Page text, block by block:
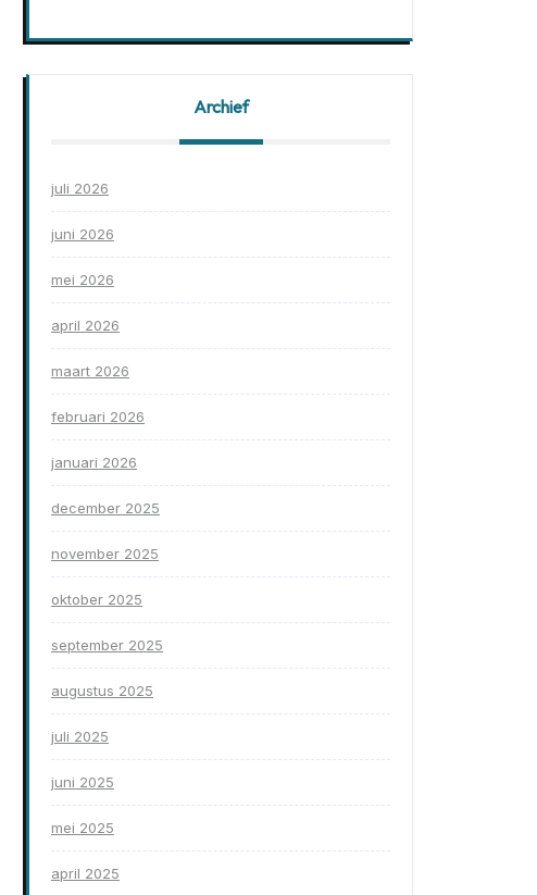
Archief
juli 2026
juni 2026
mei 2026
april 2026
maart 2026
februari 2026
januari 2026
december 2025
november 2025
oktober 2025
september 2025
augustus 2025
juli 2025
juni 2025
mei 2025
april 2025